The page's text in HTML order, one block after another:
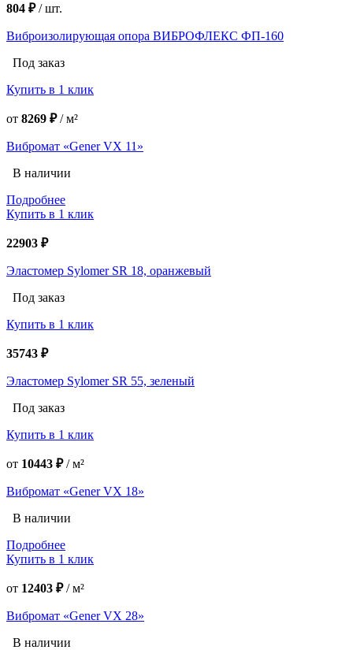
804 ₽/шт.
Виброизолирующая опора ВИБРОФЛЕКС ФП-160
Под заказ
Купить в 1 клик
от 8269 ₽/м²
Вибромат «Gener VX 11»
В наличии
Подробнее
Купить в 1 клик
22903 ₽
Эластомер Sylomer SR 18, оранжевый
Под заказ
Купить в 1 клик
35743 ₽
Эластомер Sylomer SR 55, зеленый
Под заказ
Купить в 1 клик
от 10443 ₽/м²
Вибромат «Gener VX 18»
В наличии
Подробнее
Купить в 1 клик
от 12403 ₽/м²
Вибромат «Gener VX 28»
В наличии